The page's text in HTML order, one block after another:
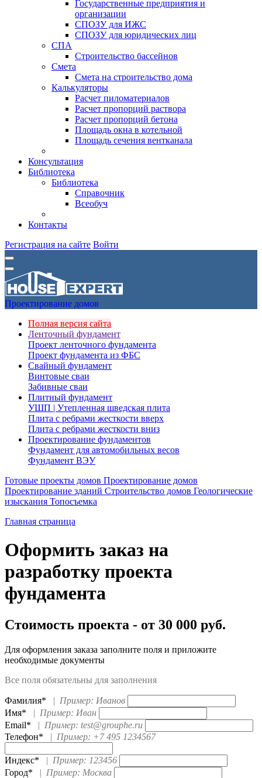
Государственные предприятия и
организации
СПОЗУ для ИЖС
СПОЗУ для юридических лиц
СПА
Строительство бассейнов
Смета
Смета на строительство дома
Калькуляторы
Расчет пиломатериалов
Расчет пропорций раствора
Расчет пропорций бетона
Площадь окна в котельной
Площадь сечения вентканала
Консультация
Библиотека
Библиотека
Справочник
Всеобуч
Контакты
Регистрация на сайте Войти
Проектирование домов
Полная версия сайта
Ленточный фундамент
Проект ленточного фундамента
Проект фундамента из ФБС
Свайный фундамент
Винтовые сваи
Забивные сваи
Плитный фундамент
УШП | Утепленная шведская плита
Плита с ребрами жесткости вверх
Плита с ребрами жесткости вниз
Проектирование фундаментов
Фундамент для автомобильных весов
Фундамент ВЭУ
Готовые проекты домов Проектирование домов
Проектирование зданий Строительство домов Геологические
изыскания Топосъемка
Главная страница
Оформить заказ на
разработку проекта
фундамента
Стоимость проекта - от 30 000 руб.
Для оформления заказа заполните поля и приложите
необходимые документы
Все поля обязательны для заполнения
Фамилия* | Пример: Иванов
Имя*
| Пример: Иван
Email*
| Пример: test@grouphe.ru
Телефон*
| Пример: +7 495 1234567
Индекс* | Пример: 123456
Город*
| Пример: Москва